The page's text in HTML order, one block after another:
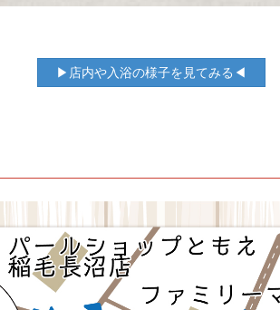
▶店内や入浴の様子を見てみる◀